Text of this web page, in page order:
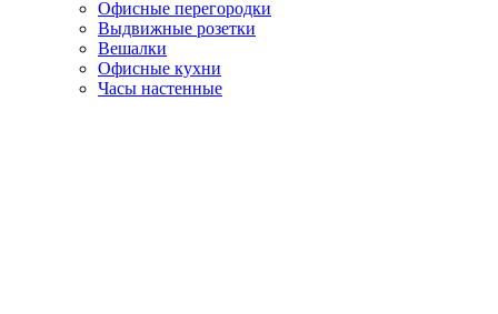
Офисные перегородки
Выдвижные розетки
Вешалки
Офисные кухни
Часы настенные